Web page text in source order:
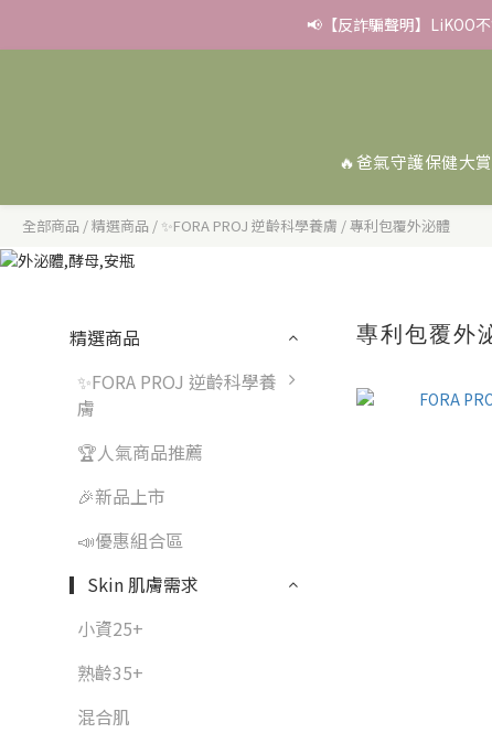
✨滿額好禮 ➊滿９９９
📢【反詐騙聲明】LiKOO
🔥爸氣守護保健大賞
全部商品 /精選商品 / ✨FORA PROJ 逆齡科學養膚 /專利包覆外泌體
精選商品
✨FORA PROJ 逆齡科學養
膚
🏆人氣商品推薦
🎉新品上市
📣優惠組合區
▎Skin 肌膚需求
小資25+
熟齡35+
混合肌
專利包覆外